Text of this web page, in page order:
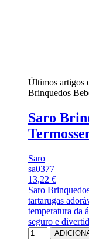
Últimos artigos
Brinquedos
Saro
Saro
sa0377
13,22 €
Saro
tartarugas
temperatura da
seguro e